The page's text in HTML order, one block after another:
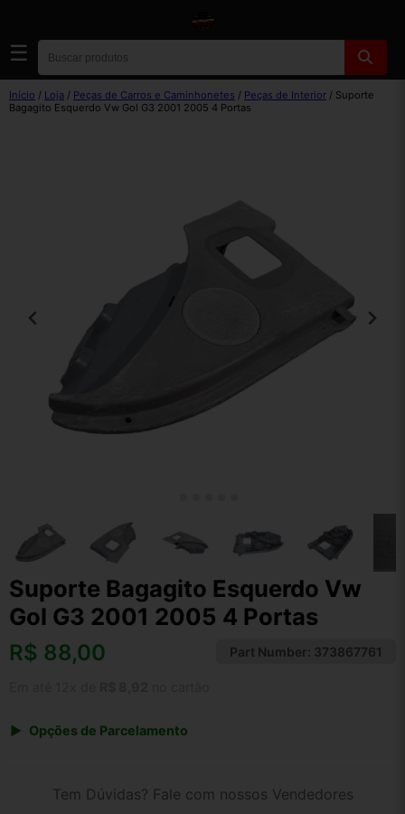
☰
Início / Loja / Peças de Carros e Caminhonetes / Peças de Interior / Suporte
Bagagito Esquerdo Vw Gol G3 2001 2005 4 Portas
Suporte Bagagito Esquerdo Vw
Gol G3 2001 2005 4 Portas
R$ 88,00 Part Number: 373867761
Opções de Parcelamento
Tem Dúvidas? Fale com nossos Vendedores